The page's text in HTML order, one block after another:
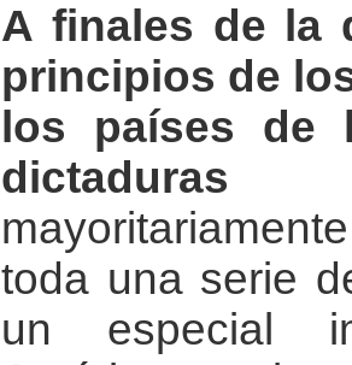
A finales de la
principios de
los países de
dictaduras
toda una serie
un especial